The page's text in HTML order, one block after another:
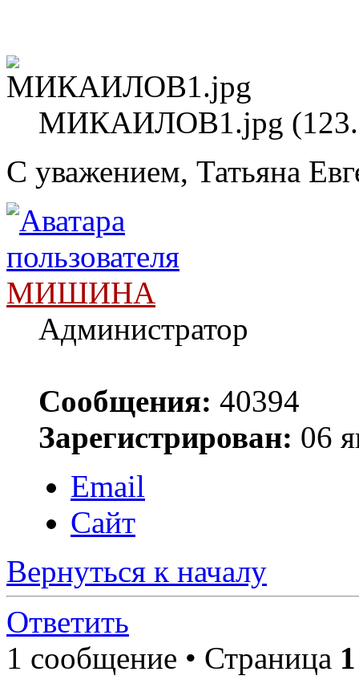
МИКАИЛОВ1.jpg
С уважением, Татьяна
МИШИНА
Администратор
Сообщения: 40394
Зарегистрирован: 06
Email
Сайт
Вернуться к началу
Ответить
1 сообщение • Страница 1